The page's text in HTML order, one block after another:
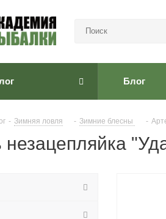
Блог
- Зимняя ловля - Зимние блесны -
незацепляйка